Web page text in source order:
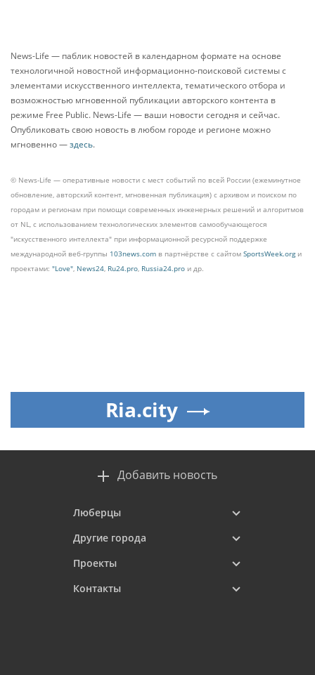
News-Life — паблик новостей в календарном формате на основе
технологичной новостной информационно-поисковой системы с
элементами искусственного интеллекта, тематического отбора и
возможностью мгновенной публикации авторского контента в
режиме Free Public. News-Life — ваши новости сегодня и сейчас.
Опубликовать свою новость в любом городе и регионе можно
мгновенно —здесь.
© News-Life — оперативные новости с мест событий по всей России (ежеминутное
обновление, авторский контент, мгновенная публикация) с архивом и поиском по
городам и регионам при помощи современных инженерных решений и алгоритмов
от NL, с использованием технологических элементов самообучающегося
"искусственного интеллекта" при информационной ресурсной поддержке
международной веб-группы 103news.com в партнёрстве с сайтом SportsWeek.orgи
проектами: "Love", News24, Ru24.pro, Russia24.pro и др.
Ria.city
Добавить новость
Люберцы
Другие города
Проекты
Контакты